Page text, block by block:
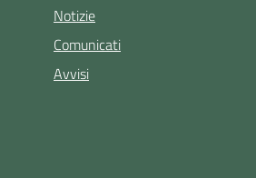
Notizie
Comunicati
Avvisi